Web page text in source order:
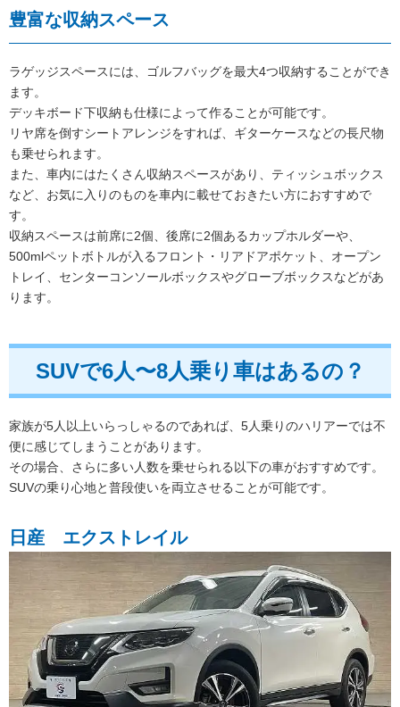
豊富な収納スペース
ラゲッジスペースには、ゴルフバッグを最大4つ収納することができ
ます。
デッキボード下収納も仕様によって作ることが可能です。
リヤ席を倒すシートアレンジをすれば、ギターケースなどの長尺物
も乗せられます。
また、車内にはたくさん収納スペースがあり、ティッシュボックス
など、お気に入りのものを車内に載せておきたい方におすすめで
す。
収納スペースは前席に2個、後席に2個あるカップホルダーや、
500mlペットボトルが入るフロント・リアドアポケット、オープン
トレイ、センターコンソールボックスやグローブボックスなどがあ
ります。
SUVで6人〜8人乗り車はあるの？
家族が5人以上いらっしゃるのであれば、5人乗りのハリアーでは不
便に感じてしまうことがあります。
その場合、さらに多い人数を乗せられる以下の車がおすすめです。
SUVの乗り心地と普段使いを両立させることが可能です。
日産 エクストレイル